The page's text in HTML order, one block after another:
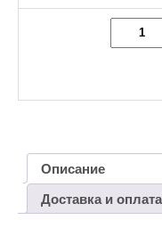
Описание
Доставка и оплата